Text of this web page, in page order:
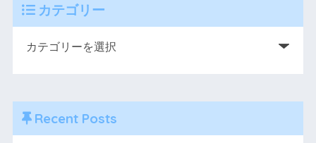
カテゴリー
Recent Posts